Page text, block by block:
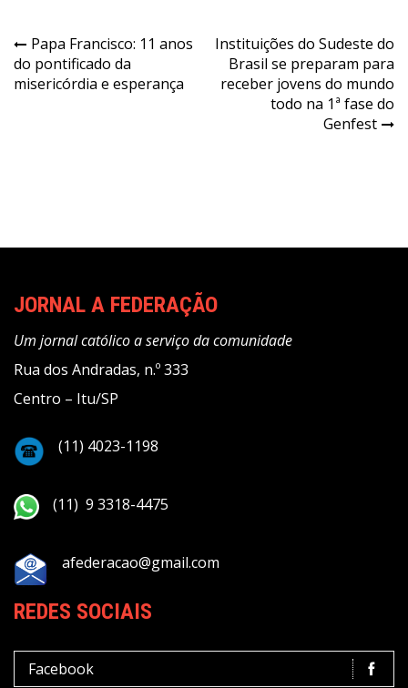
Navegação
de
Papa Francisco: 11 anos
do pontificado da
misericórdia e esperança
Instituições do Sudeste do
Brasil se preparam para
receber jovens do mundo
todo na 1ª fase do
Genfest
JORNAL A FEDERAÇÃO
Um jornal católico a serviço da comunidade
Rua dos Andradas, n.º 333
Centro – Itu/SP
(11) 4023-1198
(11) 9 3318-4475
afederacao@gmail.com
REDES SOCIAIS
Facebook